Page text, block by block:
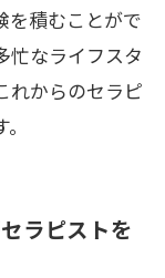
を積むことがで
忙なライフスタ
れからのセラピ
ラピストを